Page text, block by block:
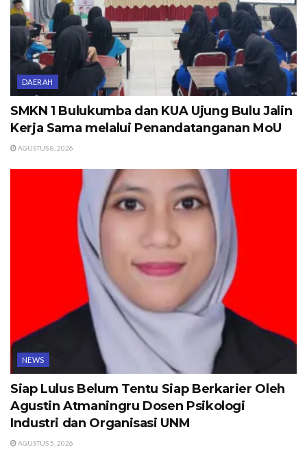
DAERAH
SMKN 1 Bulukumba dan KUA Ujung Bulu Jalin
Kerja Sama melalui Penandatanganan MoU
AGUSTUS 8, 2026
NEWS
Siap Lulus Belum Tentu Siap Berkarier Oleh
Agustin Atmaningru Dosen Psikologi
Industri dan Organisasi UNM
AGUSTUS 5, 2026